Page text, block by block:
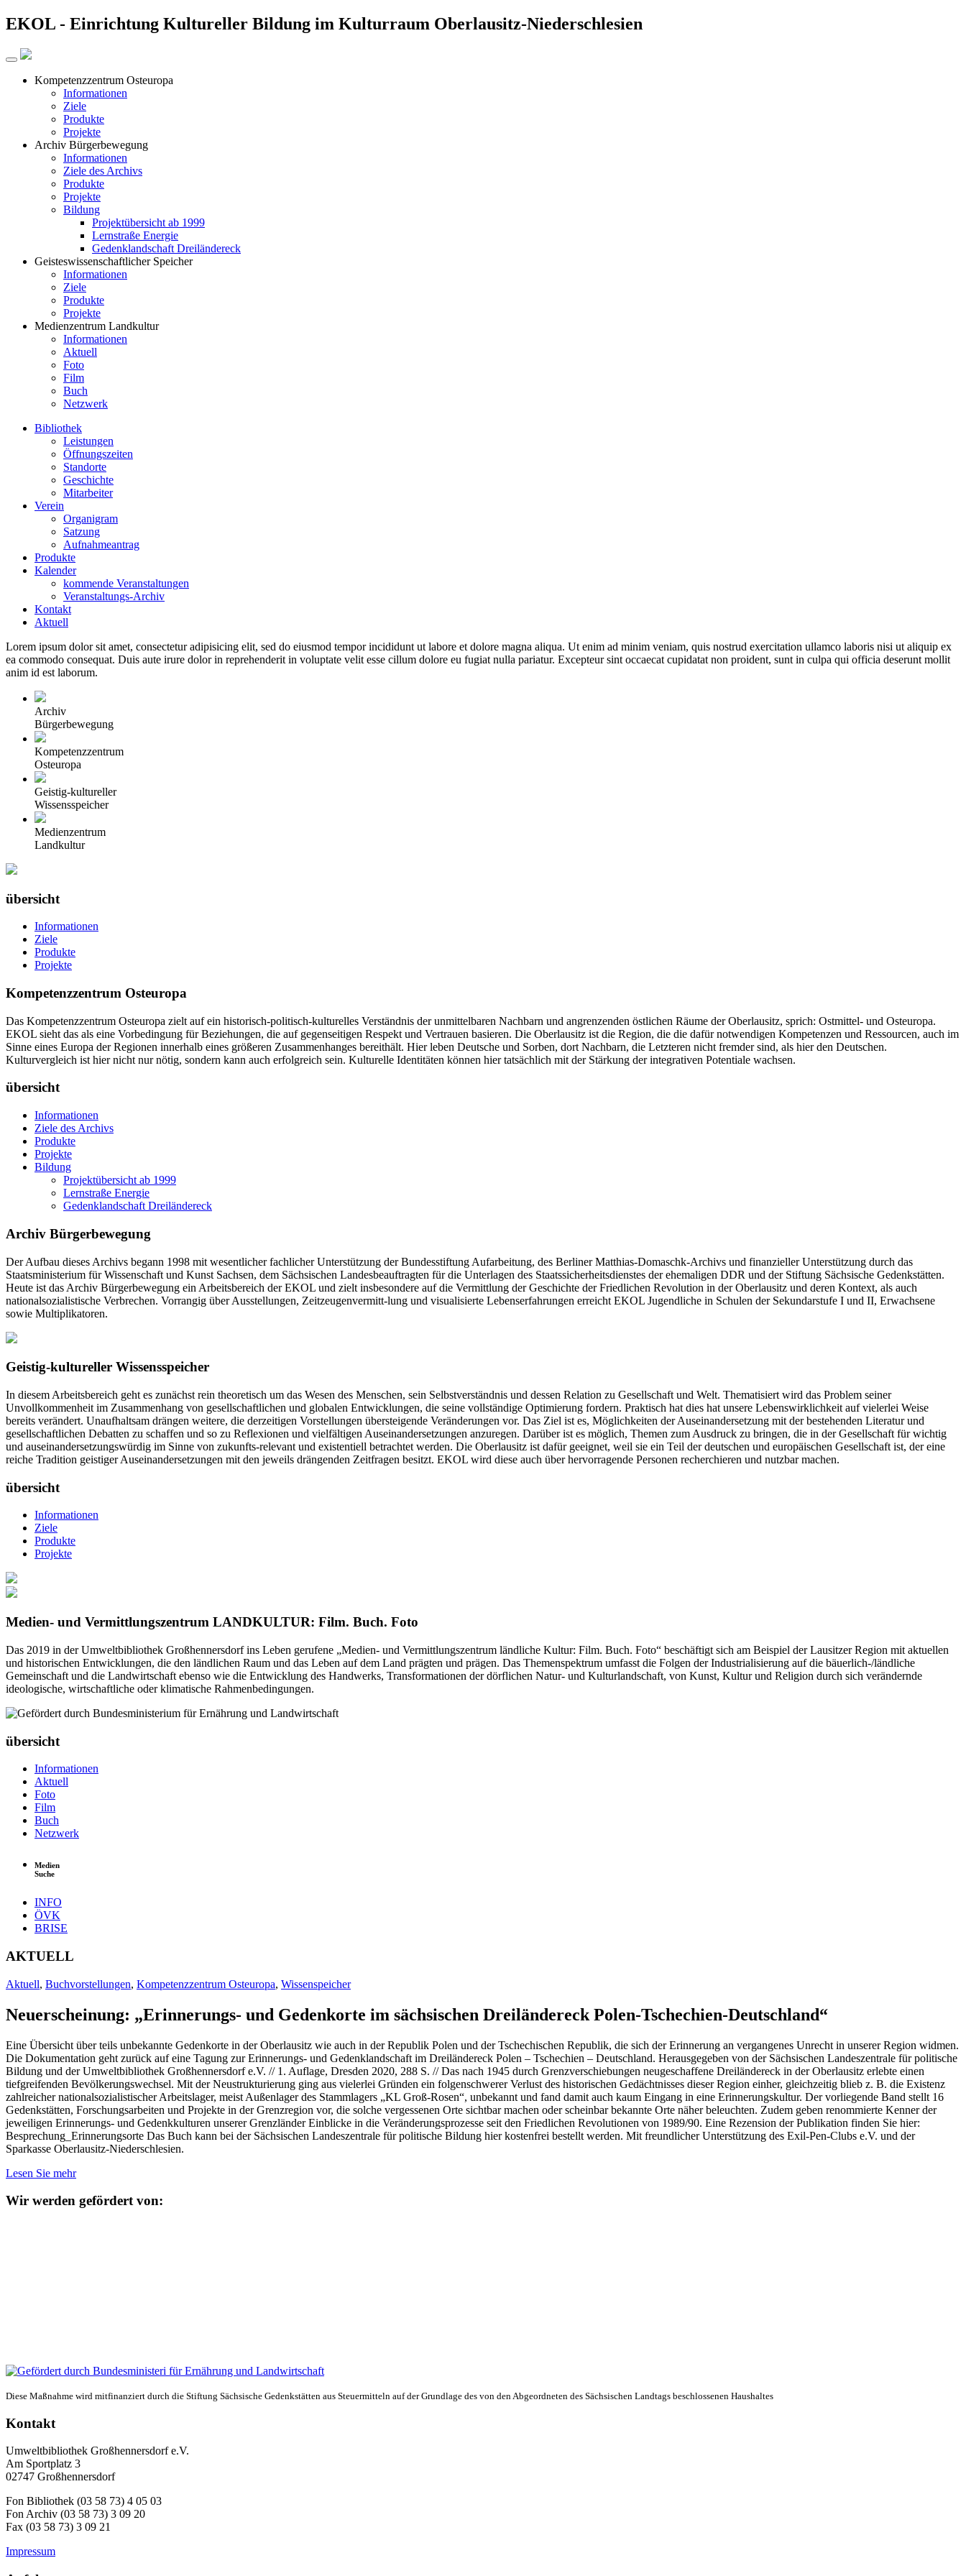
EKOL - Einrichtung Kultureller Bildung im Kulturraum Oberlausitz-Niederschlesien
Kompetenzzentrum Osteuropa
Informationen
Ziele
Produkte
Projekte
Archiv Bürgerbewegung
Informationen
Ziele des Archivs
Produkte
Projekte
Bildung
Projektübersicht ab 1999
Lernstraße Energie
Gedenklandschaft Dreiländereck
Geisteswissenschaftlicher Speicher
Informationen
Ziele
Produkte
Projekte
Medienzentrum Landkultur
Informationen
Aktuell
Foto
Film
Buch
Netzwerk
Bibliothek
Leistungen
Öffnungszeiten
Standorte
Geschichte
Mitarbeiter
Verein
Organigram
Satzung
Aufnahmeantrag
Produkte
Kalender
kommende Veranstaltungen
Veranstaltungs-Archiv
Kontakt
Aktuell
Lorem ipsum dolor sit amet, consectetur adipisicing elit, sed do eiusmod tempor incididunt ut labore et dolore magna aliqua. Ut enim ad minim veniam, quis nostrud exercitation ullamco laboris nisi ut aliquip ex
ea commodo consequat. Duis aute irure dolor in reprehenderit in voluptate velit esse cillum dolore eu fugiat nulla pariatur. Excepteur sint occaecat cupidatat non proident, sunt in culpa qui officia deserunt mollit
anim id est laborum.
Archiv
Bürgerbewegung
Kompetenzzentrum
Osteuropa
Geistig-kultureller
Wissensspeicher
Medienzentrum
Landkultur
übersicht
Informationen
Ziele
Produkte
Projekte
Kompetenzzentrum Osteuropa
Das Kompetenzzentrum Osteuropa zielt auf ein historisch-politisch-kulturelles Verständnis der unmittelbaren Nachbarn und angrenzenden östlichen Räume der Oberlausitz, sprich: Ostmittel- und Osteuropa.
EKOL sieht das als eine Vorbedingung für Beziehungen, die auf gegenseitigen Respekt und Vertrauen basieren. Die Oberlausitz ist die Region, die die dafür notwendigen Kompetenzen und Ressourcen, auch im
Sinne eines Europa der Regionen innerhalb eines größeren Zusammenhanges bereithält. Hier leben Deutsche und Sorben, dort Nachbarn, die Letzteren nicht fremder sind, als hier den Deutschen.
Kulturvergleich ist hier nicht nur nötig, sondern kann auch erfolgreich sein. Kulturelle Identitäten können hier tatsächlich mit der Stärkung der integrativen Potentiale wachsen.
übersicht
Informationen
Ziele des Archivs
Produkte
Projekte
Bildung
Projektübersicht ab 1999
Lernstraße Energie
Gedenklandschaft Dreiländereck
Archiv Bürgerbewegung
Der Aufbau dieses Archivs begann 1998 mit wesentlicher fachlicher Unterstützung der Bundesstiftung Aufarbeitung, des Berliner Matthias-Domaschk-Archivs und finanzieller Unterstützung durch das
Staatsministerium für Wissenschaft und Kunst Sachsen, dem Sächsischen Landesbeauftragten für die Unterlagen des Staatssicherheitsdienstes der ehemaligen DDR und der Stiftung Sächsische Gedenkstätten.
Heute ist das Archiv Bürgerbewegung ein Arbeitsbereich der EKOL und zielt insbesondere auf die Vermittlung der Geschichte der Friedlichen Revolution in der Oberlausitz und deren Kontext, als auch
nationalsozialistische Verbrechen. Vorrangig über Ausstellungen, Zeitzeugenvermitt-lung und visualisierte Lebenserfahrungen erreicht EKOL Jugendliche in Schulen der Sekundarstufe I und II, Erwachsene
sowie Multiplikatoren.
Geistig-kultureller Wissensspeicher
In diesem Arbeitsbereich geht es zunächst rein theoretisch um das Wesen des Menschen, sein Selbstverständnis und dessen Relation zu Gesellschaft und Welt. Thematisiert wird das Problem seiner
Unvollkommenheit im Zusammenhang von gesellschaftlichen und globalen Entwicklungen, die seine vollständige Optimierung fordern. Praktisch hat dies hat unsere Lebenswirklichkeit auf vielerlei Weise
bereits verändert. Unaufhaltsam drängen weitere, die derzeitigen Vorstellungen übersteigende Veränderungen vor. Das Ziel ist es, Möglichkeiten der Auseinandersetzung mit der bestehenden Literatur und
gesellschaftlichen Debatten zu schaffen und so zu Reflexionen und vielfältigen Auseinandersetzungen anzuregen. Darüber ist es möglich, Themen zum Ausdruck zu bringen, die in der Gesellschaft für wichtig
und auseinandersetzungswürdig im Sinne von zukunfts-relevant und existentiell betrachtet werden. Die Oberlausitz ist dafür geeignet, weil sie ein Teil der deutschen und europäischen Gesellschaft ist, der eine
reiche Tradition geistiger Auseinandersetzungen mit den jeweils drängenden Zeitfragen besitzt. EKOL wird diese auch über hervorragende Personen recherchieren und nutzbar machen.
übersicht
Informationen
Ziele
Produkte
Projekte
Medien- und Vermittlungszentrum LANDKULTUR: Film. Buch. Foto
Das 2019 in der Umweltbibliothek Großhennersdorf ins Leben gerufene „Medien- und Vermittlungszentrum ländliche Kultur: Film. Buch. Foto“ beschäftigt sich am Beispiel der Lausitzer Region mit aktuellen
und historischen Entwicklungen, die den ländlichen Raum und das Leben auf dem Land prägten und prägen. Das Themenspektrum umfasst die Folgen der Industrialisierung auf die bäuerlich-/ländliche
Gemeinschaft und die Landwirtschaft ebenso wie die Entwicklung des Handwerks, Transformationen der dörflichen Natur- und Kulturlandschaft, von Kunst, Kultur und Religion durch sich verändernde
ideologische, wirtschaftliche oder klimatische Rahmenbedingungen.
übersicht
Informationen
Aktuell
Foto
Film
Buch
Netzwerk
Medien
Suche
INFO
ÖVK
BRISE
AKTUELL
Aktuell, Buchvorstellungen, Kompetenzzentrum Osteuropa, Wissenspeicher
Neuerscheinung: „Erinnerungs- und Gedenkorte im sächsischen Dreiländereck Polen-Tschechien-Deutschland“
Eine Übersicht über teils unbekannte Gedenkorte in der Oberlausitz wie auch in der Republik Polen und der Tschechischen Republik, die sich der Erinnerung an vergangenes Unrecht in unserer Region widmen.
Die Dokumentation geht zurück auf eine Tagung zur Erinnerungs- und Gedenk­landschaft im Dreiländereck Polen – Tschechien – Deutschland. Herausgegeben von der Sächsischen Landeszentrale für politische
Bildung und der Umweltbibliothek Großhennersdorf e.V. // 1. Auflage, Dresden 2020, 288 S. // Das nach 1945 durch Grenzverschiebungen neugeschaffene Dreiländereck in der Oberlausitz erlebte einen
tiefgreifenden Bevölkerungswechsel. Mit der Neustrukturierung ging aus vielerlei Gründen ein folgenschwerer Verlust des historischen Gedächtnisses dieser Region einher, gleich­zeitig blieb z. B. die Existenz
zahlreicher nationalsozialistischer Arbeitslager, meist Außenlager des Stamm­lagers „KL Groß-Rosen“, unbekannt und fand damit auch kaum Eingang in eine Erinnerungskultur. Der vorliegende Band stellt 16
Gedenkstätten, Forschungs­arbeiten und Projekte in der Grenzregion vor, die solche vergessenen Orte sichtbar machen oder scheinbar bekannte Orte näher beleuchten. Zudem geben renommierte Kenner der
jeweiligen Erinnerungs- und Gedenkkulturen unserer Grenzländer Einblicke in die Veränderungsprozesse seit den Friedlichen Revolutionen von 1989/90. Eine Rezension der Publikation finden Sie hier:
Besprechung_Erinnerungsorte Das Buch kann bei der Sächsischen Landeszentrale für politische Bildung hier kostenfrei bestellt werden. Mit freundlicher Unterstützung des Exil-Pen-Clubs e.V. und der
Sparkasse Oberlausitz-Niederschlesien.
Lesen Sie mehr
Wir werden gefördert von:
Diese Maßnahme wird mitfinanziert durch die Stiftung Sächsische Gedenkstätten aus Steuermitteln auf der Grundlage des von den Abgeordneten des Sächsischen Landtags beschlossenen Haushaltes
Kontakt
Umweltbibliothek Großhennersdorf e.V.
Am Sportplatz 3
02747 Großhennersdorf
Fon Bibliothek (03 58 73) 4 05 03
Fon Archiv (03 58 73) 3 09 20
Fax (03 58 73) 3 09 21
Impressum